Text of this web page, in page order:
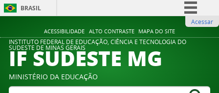
ACESSIBILIDADE ALTO CONTRASTE MAPA DO SITE
BRASIL
Comunica BR
Participe
Legislação
Acessar
INSTITUTO FEDERAL DE EDUCAÇÃO, CIÊNCIA E TECNOLOGIA DO
SUDESTE DE MINAS GERAIS
IF SUDESTE MG
MINISTÉRIO DA EDUCAÇÃO
Buscar no portal